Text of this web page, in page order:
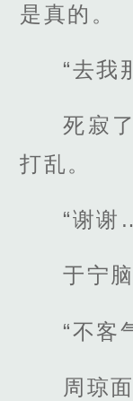
是真的。
“去我
死寂
打乱。
“谢
于宁
“不客
周琼